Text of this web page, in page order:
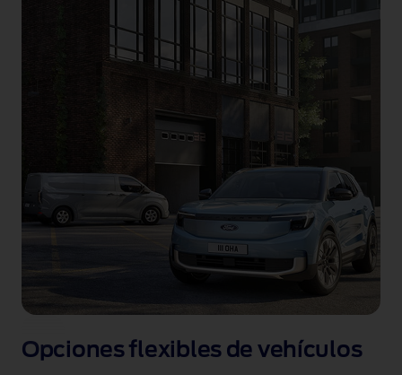
Opciones flexibles de vehículos